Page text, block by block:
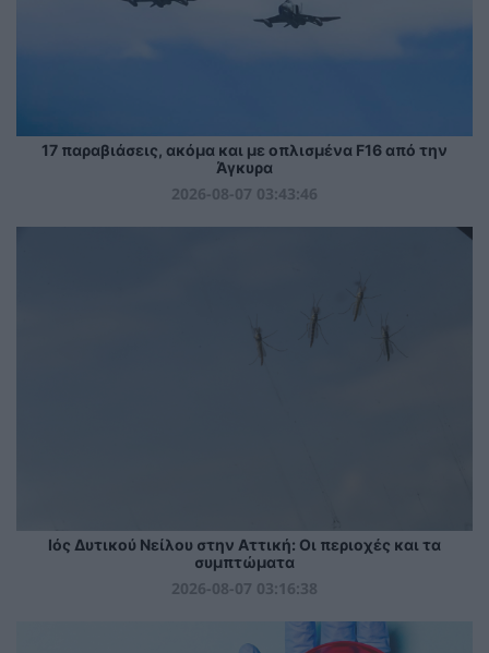
17 παραβιάσεις, ακόμα και με οπλισμένα F16 από την
Άγκυρα
2026-08-07 03:43:46
Ιός Δυτικού Νείλου στην Αττική: Οι περιοχές και τα
συμπτώματα
2026-08-07 03:16:38